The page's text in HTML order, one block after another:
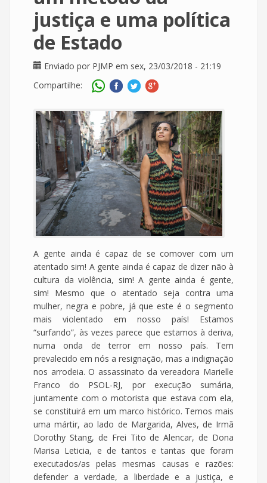
justiça e uma política
de Estado
Enviado por PJMP em sex, 23/03/2018 - 21:19
Compartilhe:
A gente ainda é capaz de se comover com um
atentado sim! A gente ainda é capaz de dizer não à
cultura da violência, sim! A gente ainda é gente,
sim! Mesmo que o atentado seja contra uma
mulher, negra e pobre, já que este é o segmento
mais violentado em nosso país! Estamos
“surfando”, às vezes parece que estamos à deriva,
numa onda de terror em nosso país. Tem
prevalecido em nós a resignação, mas a indignação
nos arrodeia. O assassinato da vereadora Marielle
Franco do PSOL-RJ, por execução sumária,
juntamente com o motorista que estava com ela,
se constituirá em um marco histórico. Temos mais
uma mártir, ao lado de Margarida, Alves, de Irmã
Dorothy Stang, de Frei Tito de Alencar, de Dona
Marisa Leticia, e de tantos e tantas que foram
executados/as pelas mesmas causas e razões:
defender a verdade, a liberdade e a justiça, e